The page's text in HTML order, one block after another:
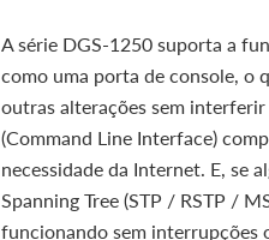
A série DGS-1250 suporta a
como uma porta de console, o
outras alterações sem
(Command Line Interface)
necessidade da Internet. E, se
Spanning Tree (STP / RSTP /
funcionando sem interrupções